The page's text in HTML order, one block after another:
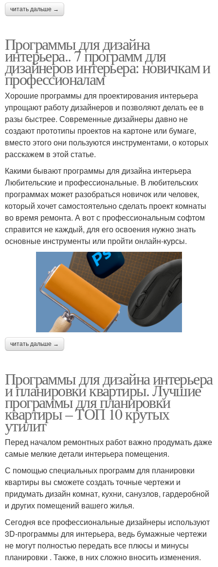
читать дальше →
Программы для дизайна
интерьера.. 7 программ для
дизайнеров интерьера: новичкам и
профессионалам
Хорошие программы для проектирования интерьера
упрощают работу дизайнеров и позволяют делать ее в
разы быстрее. Современные дизайнеры давно не
создают прототипы проектов на картоне или бумаге,
вместо этого они пользуются инструментами, о которых
расскажем в этой статье.
Какими бывают программы для дизайна интерьера
Любительские и профессиональные. В любительских
программах может разобраться новичок или человек,
который хочет самостоятельно сделать проект комнаты
во время ремонта. А вот с профессиональным софтом
справится не каждый, для его освоения нужно знать
основные инструменты или пройти онлайн-курсы.
читать дальше →
Программы для дизайна интерьера
и планировки квартиры. Лучшие
программы для планировки
квартиры – ТОП 10 крутых
утилит
Перед началом ремонтных работ важно продумать даже
самые мелкие детали интерьера помещения.
С помощью специальных программ для планировки
квартиры вы сможете создать точные чертежи и
придумать дизайн комнат, кухни, санузлов, гардеробной
и других помещений вашего жилья.
Сегодня все профессиональные дизайнеры используют
3D-программы для интерьера, ведь бумажные чертежи
не могут полностью передать все плюсы и минусы
планировки . Также, в них сложно вносить изменения.